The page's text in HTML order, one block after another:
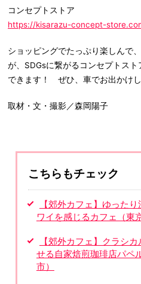
コンセプトストア
https://kisarazu-concept-
ショッピングでたっぷり楽しんで
が、SDGsに繋がるコンセプトス
できます！ ぜひ、車でお出かけし
取材・文・撮影／森岡陽子
こちらもチェック
【郊外カフェ】ゆった
ワイを感じるカフェ（東
【郊外カフェ】クラシ
せる自家焙煎珈琲店パペ
市）